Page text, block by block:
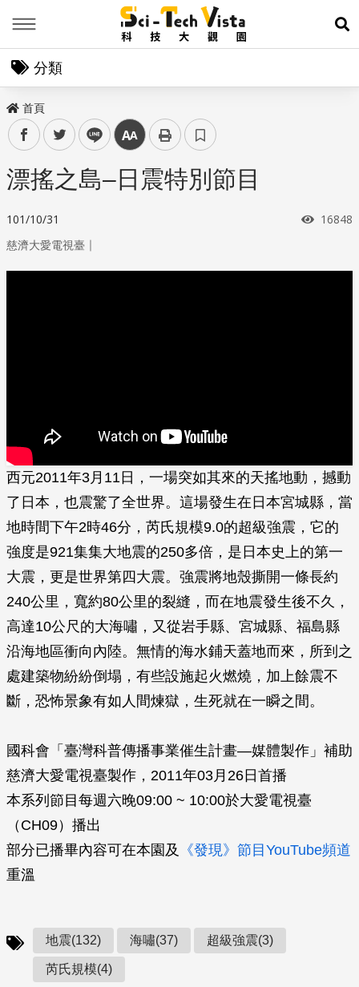
展
分類
首頁
facebooktwitter line 中
漂搖之島–日震特別節目
101/10/31 瀏覽次
16848
慈濟大愛電視臺 ｜
西元2011年3月11日，一場突如其來的天搖地動，撼動
了日本，也震驚了全世界。這場發生在日本宮城縣，當
地時間下午2時46分，芮氏規模9.0的超級強震，它的
強度是921集集大地震的250多倍，是日本史上的第一
大震，更是世界第四大震。強震將地殼撕開一條長約
240公里，寬約80公里的裂縫，而在地震發生後不久，
高達10公尺的大海嘯，又從岩手縣、宮城縣、福島縣
沿海地區衝向內陸。無情的海水鋪天蓋地而來，所到之
處建築物紛紛倒塌，有些設施起火燃燒，加上餘震不
斷，恐怖景象有如人間煉獄，生死就在一瞬之間。
國科會「臺灣科普傳播事業催生計畫—媒體製作」補助
慈濟大愛電視臺製作，2011年03月26日首播
本系列節目每週六晚09:00 ~ 10:00於大愛電視臺
（CH09）播出
部分已播畢內容可在本園及
《發現》節目YouTube頻道
重溫
地震(132) 海嘯(37) 超級強震(3)
芮氏規模(4)